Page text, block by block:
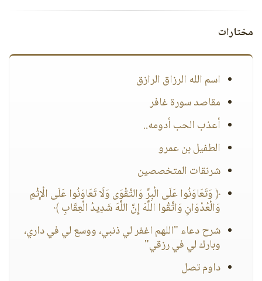
مختارات
اسم الله الرزاق الرازق
مقاصد سورة غافر
أعذب الحب أدومه..
الطفيل بن عمرو
شرنقات المتخصصين
﴿ وَتَعَاوَنُوا عَلَى الْبِرِّ وَالتَّقْوَى وَلَا تَعَاوَنُوا عَلَى الْإِثْمِ
وَالْعُدْوَانِ وَاتَّقُوا اللَّهَ إِنَّ اللَّهَ شَدِيدُ الْعِقَابِ ﴾
شرح دعاء "اللهم اغفر لي ذنبي، ووسع لي في داري،
وبارك لي في رزقي"
داوم تصل